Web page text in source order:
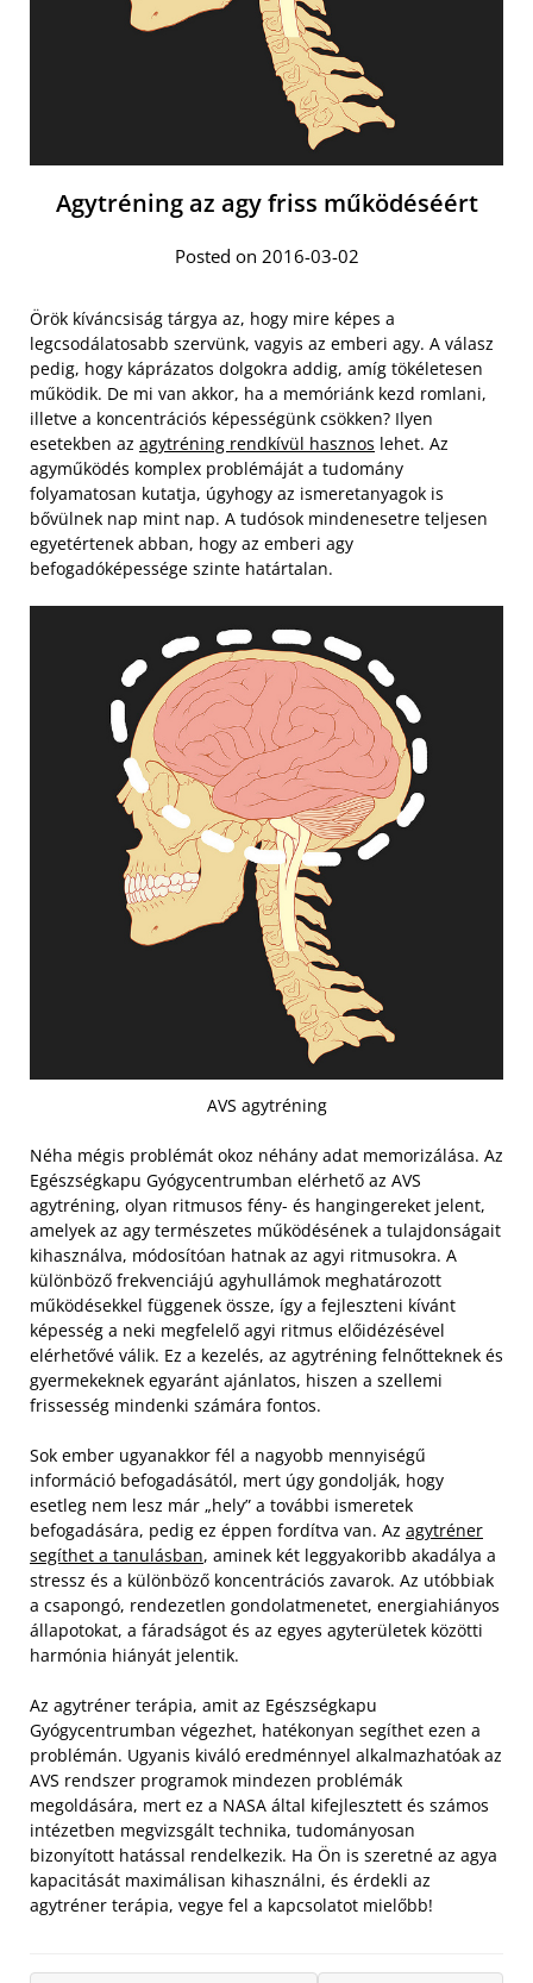
Agytréning az agy friss működéséért
Posted on 2016-03-02
Örök kíváncsiság tárgya az, hogy mire képes a
legcsodálatosabb szervünk, vagyis az emberi agy. A válasz
pedig, hogy káprázatos dolgokra addig, amíg tökéletesen
működik. De mi van akkor, ha a memóriánk kezd romlani,
illetve a koncentrációs képességünk csökken? Ilyen
esetekben az agytréning rendkívül hasznos lehet. Az
agyműködés komplex problémáját a tudomány
folyamatosan kutatja, úgyhogy az ismeretanyagok is
bővülnek nap mint nap. A tudósok mindenesetre teljesen
egyetértenek abban, hogy az emberi agy
befogadóképessége szinte határtalan.
AVS agytréning
Néha mégis problémát okoz néhány adat memorizálása. Az
Egészségkapu Gyógycentrumban elérhető az AVS
agytréning, olyan ritmusos fény- és hangingereket jelent,
amelyek az agy természetes működésének a tulajdonságait
kihasználva, módosítóan hatnak az agyi ritmusokra. A
különböző frekvenciájú agyhullámok meghatározott
működésekkel függenek össze, így a fejleszteni kívánt
képesség a neki megfelelő agyi ritmus előidézésével
elérhetővé válik. Ez a kezelés, az agytréning felnőtteknek és
gyermekeknek egyaránt ajánlatos, hiszen a szellemi
frissesség mindenki számára fontos.
Sok ember ugyanakkor fél a nagyobb mennyiségű
információ befogadásától, mert úgy gondolják, hogy
esetleg nem lesz már „hely” a további ismeretek
befogadására, pedig ez éppen fordítva van. Az agytréner
segíthet a tanulásban, aminek két leggyakoribb akadálya a
stressz és a különböző koncentrációs zavarok. Az utóbbiak
a csapongó, rendezetlen gondolatmenetet, energiahiányos
állapotokat, a fáradságot és az egyes agyterületek közötti
harmónia hiányát jelentik.
Az agytréner terápia, amit az Egészségkapu
Gyógycentrumban végezhet, hatékonyan segíthet ezen a
problémán. Ugyanis kiváló eredménnyel alkalmazhatóak az
AVS rendszer programok mindezen problémák
megoldására, mert ez a NASA által kifejlesztett és számos
intézetben megvizsgált technika, tudományosan
bizonyított hatással rendelkezik. Ha Ön is szeretné az agya
kapacitását maximálisan kihasználni, és érdekli az
agytréner terápia, vegye fel a kapcsolatot mielőbb!